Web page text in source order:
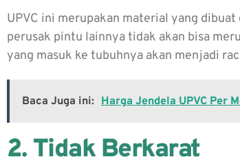
UPVC ini merupakan material yang
perusak pintu lainnya tidak akan bisa
yang masuk ke tubuhnya akan menjadi
Baca Juga ini: Harga Jendela UPVC Per
2. Tidak Berkarat